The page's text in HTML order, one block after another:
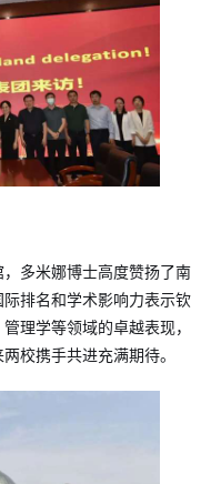
多米娜博士高度赞扬了南
排名和学术影响力表示钦
理学等领域的卓越表现，
校携手共进充满期待。